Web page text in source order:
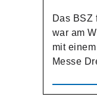
Das BSZ
war am
mit
Messe